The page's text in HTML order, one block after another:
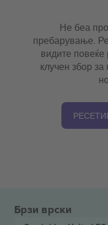
Не беа
пребарување.
видите повеќе
клучен збор
Брзи врски